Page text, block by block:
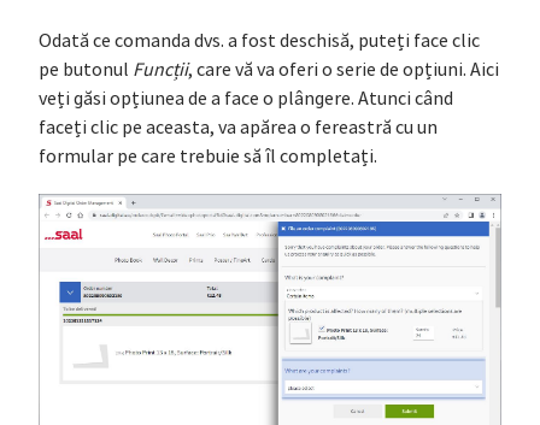
Odată ce comanda dvs. a fost deschisă, puteți face clic
pe butonul Funcții, care vă va oferi o serie de opțiuni. Aici
veți găsi opțiunea de a face o plângere. Atunci când
faceți clic pe aceasta, va apărea o fereastră cu un
formular pe care trebuie să îl completați.